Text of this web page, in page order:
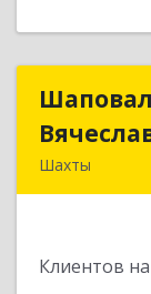
Шахты
Клиентов